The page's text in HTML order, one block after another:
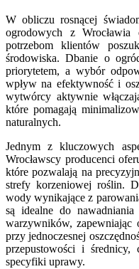
W obliczu rosnącej
ogrodowych z Wrocławia
potrzebom klientów
środowiska. Dbanie o
priorytetem, a wybór
wpływ na efektywność i
wytwórcy aktywnie
które pomagają
naturalnych.
Jednym z kluczowych
Wrocławscy producenci
które pozwalają na
strefy korzeniowej roślin.
wody wynikające z
są idealne do
warzywników, zapewniając
przy jednoczesnej
przepustowości i
specyfiki uprawy.